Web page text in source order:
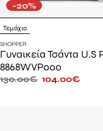
-20%
Τεμάχιο
SHOPPER
Γυναικεία Τσάντα U.S
8868WVP000
130.00€ 104.00€